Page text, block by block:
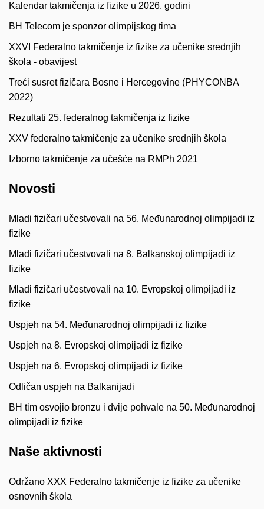
Kalendar takmičenja iz fizike u 2026. godini
BH Telecom je sponzor olimpijskog tima
XXVI Federalno takmičenje iz fizike za učenike srednjih
škola - obavijest
Treći susret fizičara Bosne i Hercegovine (PHYCONBA
2022)
Rezultati 25. federalnog takmičenja iz fizike
XXV federalno takmičenje za učenike srednjih škola
Izborno takmičenje za učešće na RMPh 2021
Novosti
Mladi fizičari učestvovali na 56. Međunarodnoj olimpijadi iz
fizike
Mladi fizičari učestvovali na 8. Balkanskoj olimpijadi iz
fizike
Mladi fizičari učestvovali na 10. Evropskoj olimpijadi iz
fizike
Uspjeh na 54. Međunarodnoj olimpijadi iz fizike
Uspjeh na 8. Evropskoj olimpijadi iz fizike
Uspjeh na 6. Evropskoj olimpijadi iz fizike
Odličan uspjeh na Balkanijadi
BH tim osvojio bronzu i dvije pohvale na 50. Međunarodnoj
olimpijadi iz fizike
Naše aktivnosti
Održano XXX Federalno takmičenje iz fizike za učenike
osnovnih škola